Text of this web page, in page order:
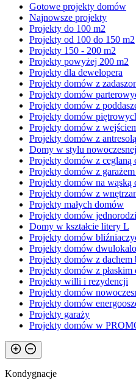
Gotowe projekty domów
Najnowsze projekty
Projekty do 100 m2
Projekty od 100 do 150 m2
Projekty 150 - 200 m2
Projekty powyżej 200 m2
Projekty dla dewelopera
Projekty domów z
Projekty domów
Projekty domów z
Projekty domów
Projekty domów z
Projekty domów z antresolą
Domy w stylu
Projekty domów z ceglaną
Projekty domów z
Projekty domów na wąską
Projekty domów z
Projekty małych domów
Projekty domów
Domy w kształcie litery L
Projekty domów
Projekty domów
Projekty domów z dachem
Projekty domów z płaskim
Projekty willi i rezydencji
Projekty domów
Projekty domów
Projekty garaży
Projekty domów w
Kondygnacje